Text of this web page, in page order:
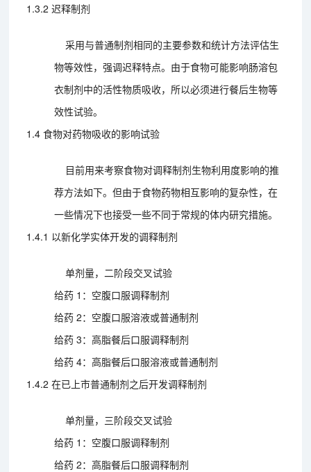
1.3.2 迟释制剂
采用与普通制剂相同的主要参数和统计方法评估生
物等效性，强调迟释特点。由于食物可能影响肠溶包
衣制剂中的活性物质吸收，所以必须进行餐后生物等
效性试验。
1.4 食物对药物吸收的影响试验
目前用来考察食物对调释制剂生物利用度影响的推
荐方法如下。但由于食物药物相互影响的复杂性，在
一些情况下也接受一些不同于常规的体内研究措施。
1.4.1 以新化学实体开发的调释制剂
单剂量，二阶段交叉试验
给药 1：空腹口服调释制剂
给药 2：空腹口服溶液或普通制剂
给药 3：高脂餐后口服调释制剂
给药 4：高脂餐后口服溶液或普通制剂
1.4.2 在已上市普通制剂之后开发调释制剂
单剂量，三阶段交叉试验
给药 1：空腹口服调释制剂
给药 2：高脂餐后口服调释制剂